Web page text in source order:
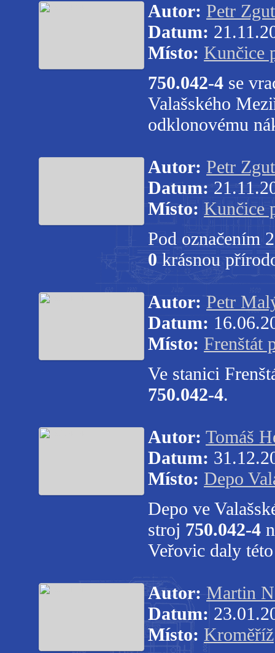
Autor: Petr Zgut
Datum:
Místo: Kunčice
750.042-4 se
Valašského
odklonovému
Autor: Petr Zgut
Datum:
Místo: Kunčice
Pod označením
0 krásnou
Autor: Petr
Datum:
Místo: Frenštát
Ve stanici
750.042-4.
Autor: Tomáš
Datum:
Místo: Depo
Depo ve
stroj 750.042-4
Veřovic daly
Autor: Martin
Datum:
Místo: Kroměříž